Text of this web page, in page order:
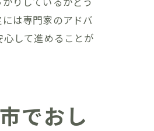
は専門家のアドバ
して進めることが
でおし